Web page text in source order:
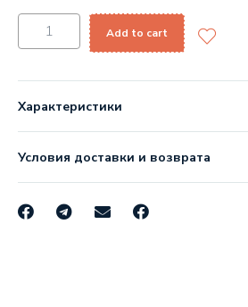
Add to cart
Характеристики
Условия доставки и возврата